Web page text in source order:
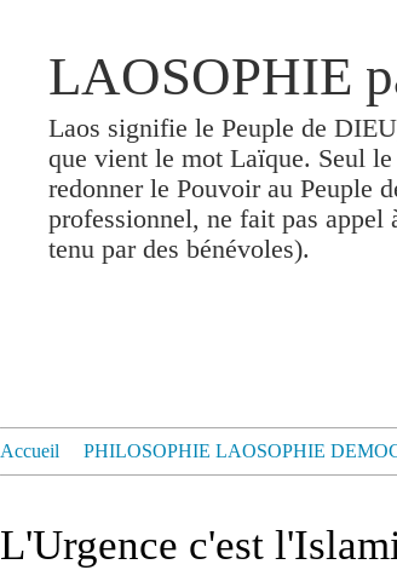
LAOSOPHIE
Laos signifie le Peuple de
que vient le mot Laïque. Seul
redonner le Pouvoir au Peuple
professionnel, ne fait pas
tenu par des bénévoles).
Accueil PHILOSOPHIE LAOSOPHIE
L'Urgence c'est